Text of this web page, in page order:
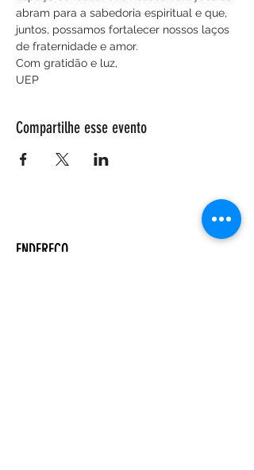
abram para a sabedoria espiritual e que,
juntos, possamos fortalecer nossos laços
de fraternidade e amor.
Com gratidão e luz,
UEP
Compartilhe esse evento
ENDEREÇO